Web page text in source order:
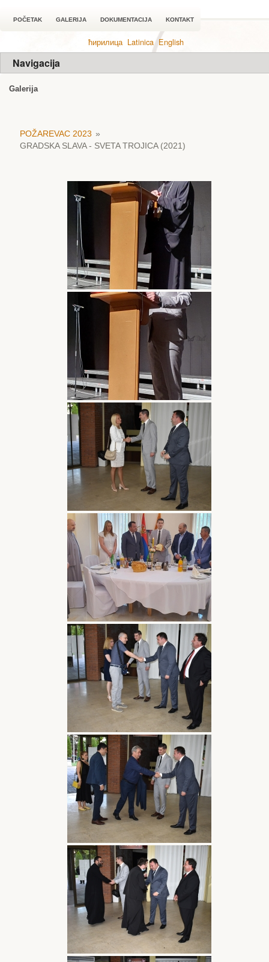
POČETAK GALERIJA DOKUMENTACIJA KONTAKT
ћирилица Latinica English
Navigacija
Galerija
POŽAREVAC 2023 »
GRADSKA SLAVA - SVETA TROJICA (2021)